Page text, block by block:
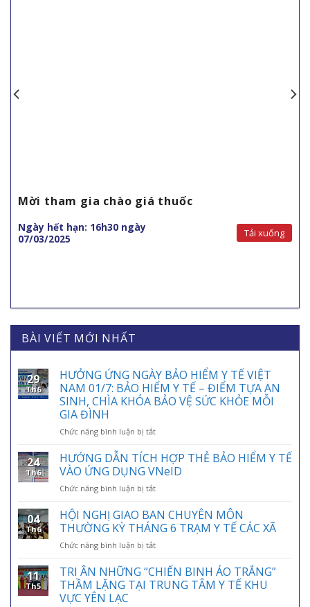
Mời tham gia chào giá thuốc
Ngày hết hạn: 16h30 ngày
07/03/2025
Tải xuống
BÀI VIẾT MỚI NHẤT
29
Th6
HƯỞNG ỨNG NGÀY BẢO HIỂM Y TẾ VIỆT
NAM 01/7: BẢO HIỂM Y TẾ – ĐIỂM TỰA AN
SINH, CHÌA KHÓA BẢO VỆ SỨC KHỎE MỖI
GIA ĐÌNH
Chức năng bình luận bị tắtở
ỨNG
NGÀY
BẢO
HIỂM
TẾ
VIỆT
01/7:
HIỂM
Y
24
Th6
HƯỚNG DẪN TÍCH HỢP THẺ BẢO HIỂM Y TẾ
VÀO ỨNG DỤNG VNeID
Chức năng bình luận bị tắtở
DẪN
TÍCH
HỢP
THẺ
HIỂM
Y
04
Th6
HỘI NGHỊ GIAO BAN CHUYÊN MÔN
THƯỜNG KỲ THÁNG 6 TRẠM Y TẾ CÁC XÃ
Chức năng bình luận bị tắtở
NGHỊ
GIAO
BAN
11
Th5
TRI ÂN NHỮNG “CHIẾN BINH ÁO TRẮNG”
THẦM LẶNG TẠI TRUNG TÂM Y TẾ KHU
VỰC YÊN LẠC